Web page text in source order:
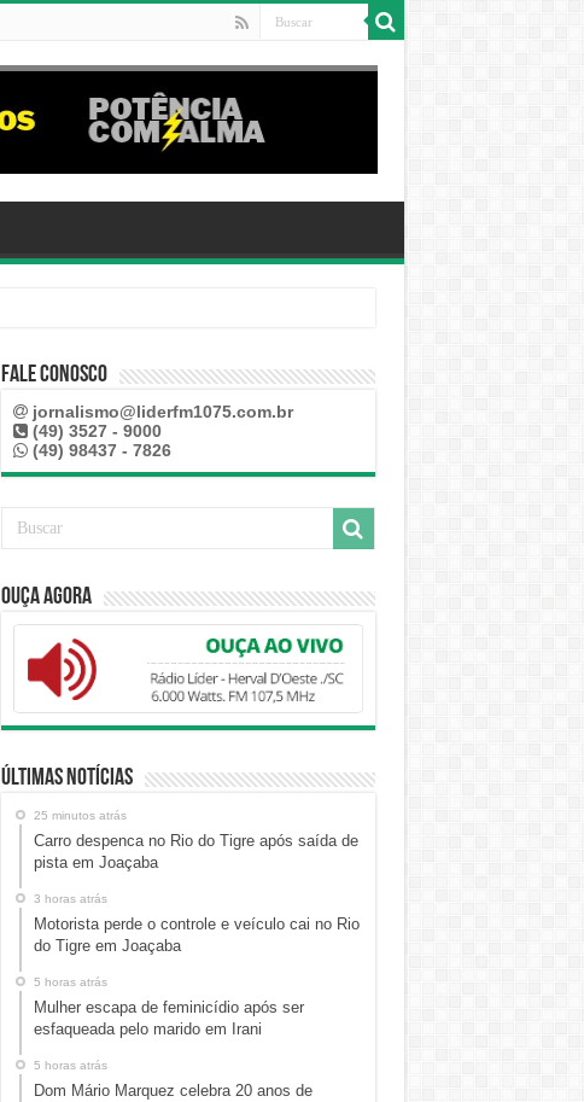
Fale Conosco
jornalismo@liderfm1075.com.br
(49) 3527 - 9000
(49) 98437 - 7826
Ouça Agora
Últimas Notícias
25 minutos atrás
Carro despenca no Rio do Tigre após saída de
pista em Joaçaba
3 horas atrás
Motorista perde o controle e veículo cai no Rio
do Tigre em Joaçaba
5 horas atrás
Mulher escapa de feminicídio após ser
esfaqueada pelo marido em Irani
5 horas atrás
Dom Mário Marquez celebra 20 anos de